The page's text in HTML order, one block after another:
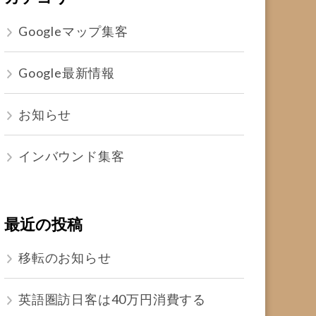
Googleマップ集客
Google最新情報
お知らせ
インバウンド集客
最近の投稿
移転のお知らせ
英語圏訪日客は40万円消費する